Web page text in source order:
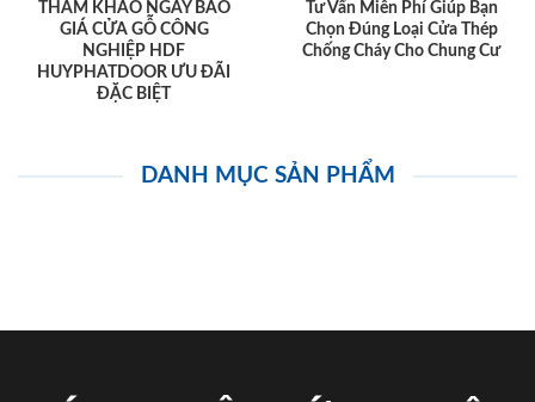
THAM KHẢO NGAY BÁO
GIÁ CỬA GỖ CÔNG
NGHIỆP HDF
HUYPHATDOOR ƯU ĐÃI
ĐẶC BIỆT
Tư Vấn Miễn Phí Giúp Bạn
Chọn Đúng Loại Cửa Thép
Chống Cháy Cho Chung Cư
DANH MỤC SẢN PHẨM